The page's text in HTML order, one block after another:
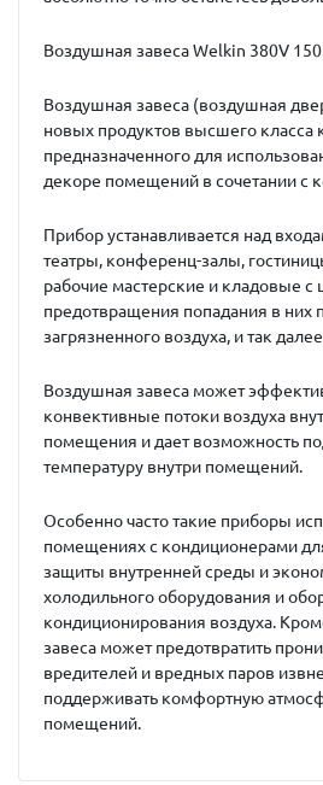
Воздушная завеса Welkin 380V
Воздушная завеса (воздушная
новых продуктов высшего класса
предназначенного для
декоре помещений в сочетании с
Прибор устанавливается над
театры, конференц-залы,
рабочие мастерские и кладовые с
предотвращения попадания в них
загрязненного воздуха, и так
Воздушная завеса может
конвективные потоки воздуха
помещения и дает возможность
температуру внутри помещений.
Особенно часто такие приборы
помещениях с кондиционерами
защиты внутренней среды и
холодильного оборудования и
кондиционирования воздуха.
завеса может предотвратить
вредителей и вредных паров
поддерживать комфортную
помещений.